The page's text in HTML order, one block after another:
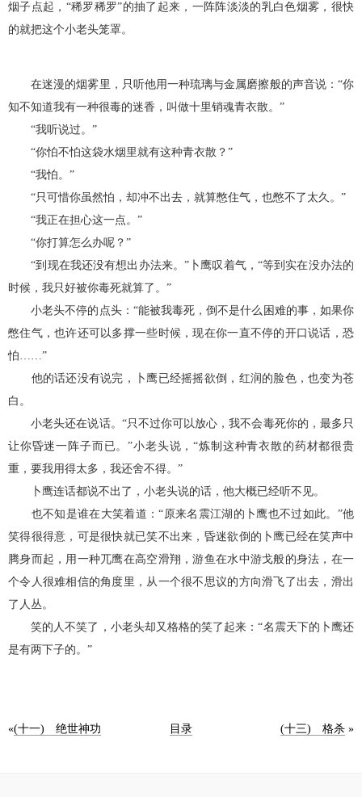
烟子点起，“稀罗稀罗”的抽了起来，一阵阵淡淡的乳白色烟雾，很快
的就把这个小老头笼罩。
在迷漫的烟雾里，只听他用一种琉璃与金属磨擦般的声音说：“你
知不知道我有一种很毒的迷香，叫做十里销魂青衣散。”
“我听说过。”
“你怕不怕这袋水烟里就有这种青衣散？”
“我怕。”
“只可惜你虽然怕，却冲不出去，就算憋住气，也憋不了太久。”
“我正在担心这一点。”
“你打算怎么办呢？”
“到现在我还没有想出办法来。”卜鹰叹着气，“等到实在没办法的
时候，我只好被你毒死就算了。”
小老头不停的点头：“能被我毒死，倒不是什么困难的事，如果你
憋住气，也许还可以多撑一些时候，现在你一直不停的开口说话，恐
怕……”
他的话还没有说完，卜鹰已经摇摇欲倒，红润的脸色，也变为苍
白。
小老头还在说话。“只不过你可以放心，我不会毒死你的，最多只
让你昏迷一阵子而已。”小老头说，“炼制这种青衣散的药材都很贵
重，要我用得太多，我还舍不得。”
卜鹰连话都说不出了，小老头说的话，他大概已经听不见。
也不知是谁在大笑着道：“原来名震江湖的卜鹰也不过如此。”他
笑得很得意，可是很快就已笑不出来，昏迷欲倒的卜鹰已经在笑声中
腾身而起，用一种兀鹰在高空滑翔，游鱼在水中游戈般的身法，在一
个令人很难相信的角度里，从一个很不思议的方向滑飞了出去，滑出
了人丛。
笑的人不笑了，小老头却又格格的笑了起来：“名震天下的卜鹰还
是有两下子的。”
«(十一) 绝世神功 目录 (十三) 格杀»